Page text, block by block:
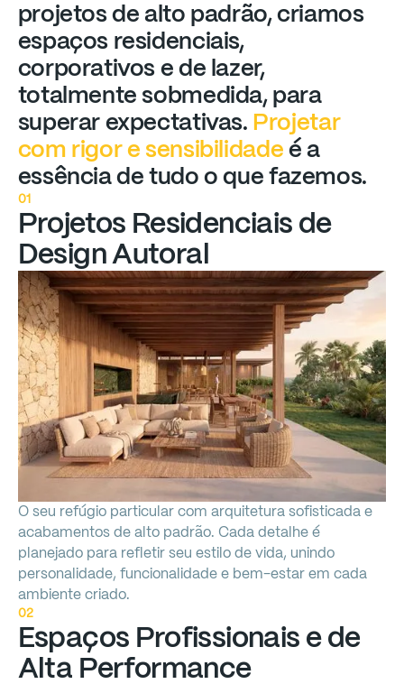
projetos de alto padrão, criamos
espaços residenciais,
corporativos e de lazer,
totalmente sobmedida, para
superar expectativas. Projetar
com rigor e sensibilidade é a
essência de tudo o que fazemos.
01
Projetos Residenciais de
Design Autoral
O seu refúgio particular com arquitetura sofisticada e
acabamentos de alto padrão. Cada detalhe é
planejado para refletir seu estilo de vida, unindo
personalidade, funcionalidade e bem-estar em cada
ambiente criado.
02
Espaços Profissionais e de
Alta Performance